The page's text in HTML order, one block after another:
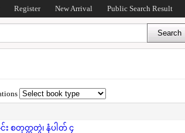
Register New Arrival Public Search Result
း စတုတ္ထတွဲ၊ နံပါတ် ၄